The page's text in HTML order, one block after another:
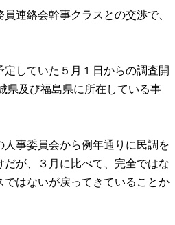
連絡会幹事クラスとの交渉で、
していた５月１日からの調査開
県及び福島県に所在している事
事委員会から例年通りに民調を
が、３月に比べて、完全ではな
はないが戻ってきていることか